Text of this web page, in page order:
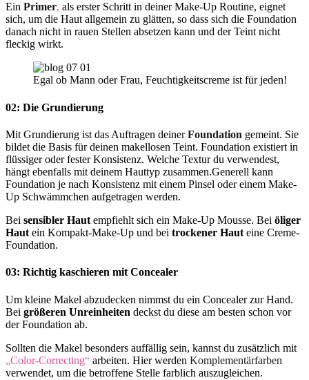
Ein Primer, als erster Schritt in deiner Make-Up Routine, eignet
sich, um die Haut allgemein zu glätten, so dass sich die Foundation
danach nicht in rauen Stellen absetzen kann und der Teint nicht
fleckig wirkt.
Egal ob Mann oder Frau, Feuchtigkeitscreme ist für jeden!
02: Die Grundierung
Mit Grundierung ist das Auftragen deinerFoundation gemeint. Sie
bildet die Basis für deinen makellosen Teint. Foundation existiert in
flüssiger oder fester Konsistenz. Welche Textur du verwendest,
hängt ebenfalls mit deinem Hauttyp zusammen.Generell kann
Foundation je nach Konsistenz mit einem Pinsel oder einem Make-
Up Schwämmchen aufgetragen werden.
Bei sensibler Haut empfiehlt sich ein Make-Up Mousse. Bei öliger
Haut ein Kompakt-Make-Up und bei trockener Haut eine Creme-
Foundation.
03: Richtig kaschieren mit Concealer
Um kleine Makel abzudecken nimmst du ein Concealer zur Hand.
Bei größeren Unreinheiten deckst du diese am besten schon vor
der Foundation ab.
Sollten die Makel besonders auffällig sein, kannst du zusätzlich mit
„Color-Correcting“ arbeiten. Hier werden Komplementärfarben
verwendet, um die betroffene Stelle farblich auszugleichen.